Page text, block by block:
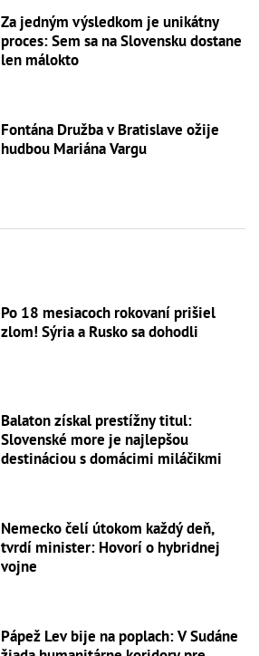
Za jedným výsledkom je unikátny
proces: Sem sa na Slovensku dostane
len málokto
Fontána Družba v Bratislave ožije
hudbou Mariána Vargu
Po 18 mesiacoch rokovaní prišiel
zlom! Sýria a Rusko sa dohodli
Balaton získal prestížny titul:
Slovenské more je najlepšou
destináciou s domácimi miláčikmi
Nemecko čelí útokom každý deň,
tvrdí minister: Hovorí o hybridnej
vojne
Pápež Lev bije na poplach: V Sudáne